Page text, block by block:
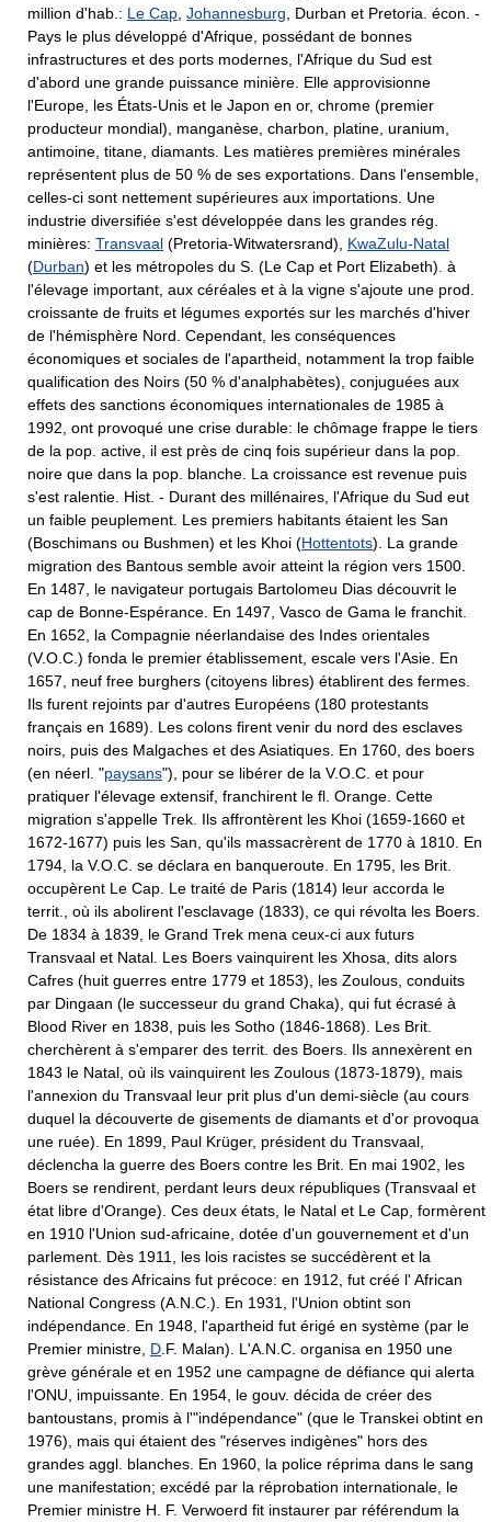
million d'hab.: Le Cap Johannesburg , Durban et Pretoria. écon. -
Pays le plus développé d'Afrique, possédant de bonnes
infrastructures et des ports modernes, l'Afrique du Sud est
d'abord une grande puissance minière. Elle approvisionne
l'Europe, les États-Unis et le Japon en or, chrome (premier
producteur mondial), manganèse, charbon, platine, uranium,
antimoine, titane, diamants. Les matières premières minérales
représentent plus de 50 % de ses exportations. Dans l'ensemble,
celles-ci sont nettement supérieures aux importations. Une
industrie diversifiée s'est développée dans les grandes rég.
minières: Transvaal (Pretoria-Witwatersrand), KwaZulu-Natal
(Durban) et les métropoles du S. (Le Cap et Port Elizabeth). à
l'élevage important, aux céréales et à la vigne s'ajoute une prod.
croissante de fruits et légumes exportés sur les marchés d'hiver
de l'hémisphère Nord. Cependant, les conséquences
économiques et sociales de l'apartheid, notamment la trop faible
qualification des Noirs (50 % d'analphabètes), conjuguées aux
effets des sanctions économiques internationales de 1985 à
1992, ont provoqué une crise durable: le chômage frappe le tiers
de la pop. active, il est près de cinq fois supérieur dans la pop.
noire que dans la pop. blanche. La croissance est revenue puis
s'est ralentie. Hist. - Durant des millénaires, l'Afrique du Sud eut
un faible peuplement. Les premiers habitants étaient les San
(Boschimans ou Bushmen) et les Khoi (Hottentots). La grande
migration des Bantous semble avoir atteint la région vers 1500.
En 1487, le navigateur portugais Bartolomeu Dias découvrit le
cap de Bonne-Espérance. En 1497, Vasco de Gama le franchit.
En 1652, la Compagnie néerlandaise des Indes orientales
(V.O.C.) fonda le premier établissement, escale vers l'Asie. En
1657, neuf free burghers (citoyens libres) établirent des fermes.
Ils furent rejoints par d'autres Européens (180 protestants
français en 1689). Les colons firent venir du nord des esclaves
noirs, puis des Malgaches et des Asiatiques. En 1760, des boers
(en néerl. "paysans"), pour se libérer de la V.O.C. et pour
pratiquer l'élevage extensif, franchirent le fl. Orange. Cette
migration s'appelle Trek. Ils affrontèrent les Khoi (1659-1660 et
1672-1677) puis les San, qu'ils massacrèrent de 1770 à 1810. En
1794, la V.O.C. se déclara en banqueroute. En 1795, les Brit.
occupèrent Le Cap. Le traité de Paris (1814) leur accorda le
territ., où ils abolirent l'esclavage (1833), ce qui révolta les Boers.
De 1834 à 1839, le Grand Trek mena ceux-ci aux futurs
Transvaal et Natal. Les Boers vainquirent les Xhosa, dits alors
Cafres (huit guerres entre 1779 et 1853), les Zoulous, conduits
par Dingaan (le successeur du grand Chaka), qui fut écrasé à
Blood River en 1838, puis les Sotho (1846-1868). Les Brit.
cherchèrent à s'emparer des territ. des Boers. Ils annexèrent en
1843 le Natal, où ils vainquirent les Zoulous (1873-1879), mais
l'annexion du Transvaal leur prit plus d'un demi-siècle (au cours
duquel la découverte de gisements de diamants et d'or provoqua
une ruée). En 1899, Paul Krüger, président du Transvaal,
déclencha la guerre des Boers contre les Brit. En mai 1902, les
Boers se rendirent, perdant leurs deux républiques (Transvaal et
état libre d'Orange). Ces deux états, le Natal et Le Cap, formèrent
en 1910 l'Union sud-africaine, dotée d'un gouvernement et d'un
parlement. Dès 1911, les lois racistes se succédèrent et la
résistance des Africains fut précoce: en 1912, fut créé l' African
National Congress (A.N.C.). En 1931, l'Union obtint son
indépendance. En 1948, l'apartheid fut érigé en système (par le
Premier ministre, D .F. Malan). L'A.N.C. organisa en 1950 une
grève générale et en 1952 une campagne de défiance qui alerta
l'ONU, impuissante. En 1954, le gouv. décida de créer des
bantoustans, promis à l'"indépendance" (que le Transkei obtint en
1976), mais qui étaient des "réserves indigènes" hors des
grandes aggl. blanches. En 1960, la police réprima dans le sang
une manifestation; excédé par la réprobation internationale, le
Premier ministre H. F. Verwoerd fit instaurer par référendum la